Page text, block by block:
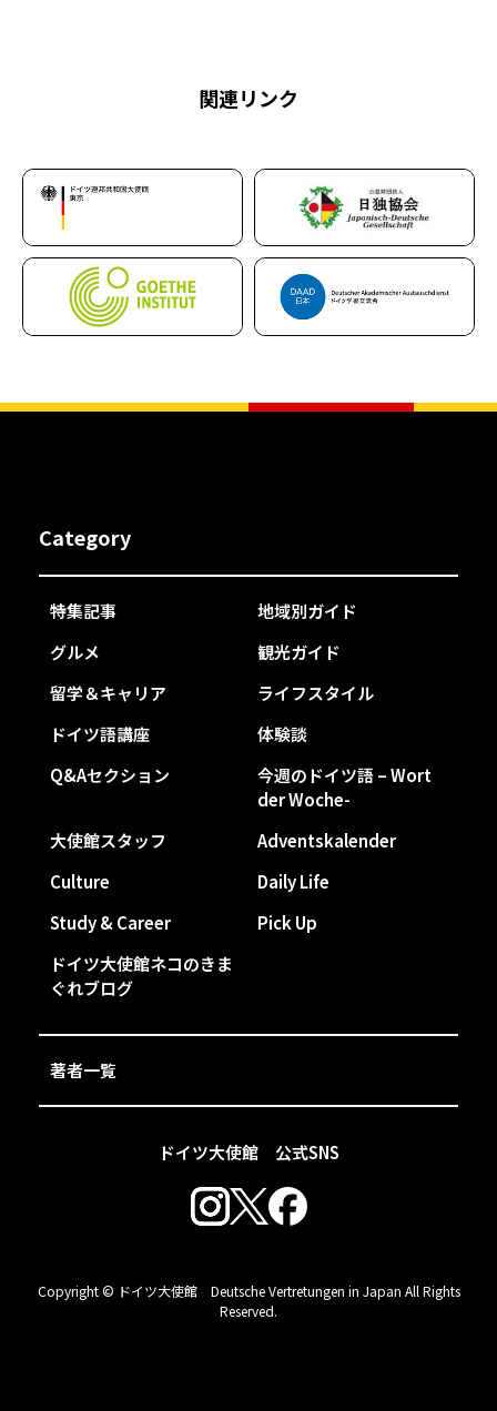
関連リンク
ドイツ大使館 公式SNS
Category
特集記事
地域別ガイド
グルメ
観光ガイド
留学＆キャリア
ライフスタイル
ドイツ語講座
体験談
Q&Aセクション
今週のドイツ語 – Wort
der Woche-
大使館スタッフ
Adventskalender
Culture
Daily Life
Study & Career
Pick Up
ドイツ大使館ネコのきま
ぐれブログ
著者一覧
Copyright © ドイツ大使館 Deutsche Vertretungen in Japan All Rights
Reserved.